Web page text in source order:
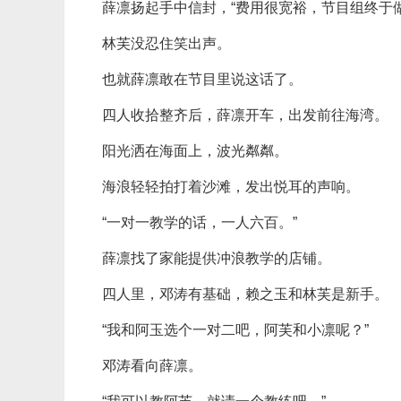
薛凛扬起手中信封，“费用很宽裕，节目组终于
林芙没忍住笑出声。
也就薛凛敢在节目里说这话了。
四人收拾整齐后，薛凛开车，出发前往海湾。
阳光洒在海面上，波光粼粼。
海浪轻轻拍打着沙滩，发出悦耳的声响。
“一对一教学的话，一人六百。”
薛凛找了家能提供冲浪教学的店铺。
四人里，邓涛有基础，赖之玉和林芙是新手。
“我和阿玉选个一对二吧，阿芙和小凛呢？”
邓涛看向薛凛。